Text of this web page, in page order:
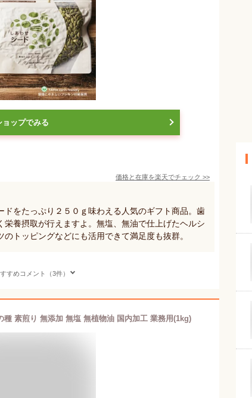
ョップでみる
価格と在庫を楽天でチェック >>
をたっぷり２５０ｇ味わえる人気のギフト商品。歯
養摂取が行えますよ。無塩、無油で仕上げたヘルシ
トッピングなどにも活用できて満足度も抜群。
すめコメント（3件）
素煎り 無添加 無塩 無植物油 国内加工 業務用(1kg)